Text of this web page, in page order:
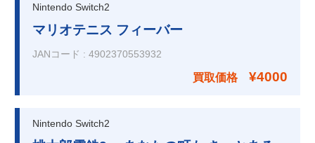
Nintendo Switch2
マリオテニス フィーバー
JANコード : 4902370553932
買取価格 ¥4000
Nintendo Switch2